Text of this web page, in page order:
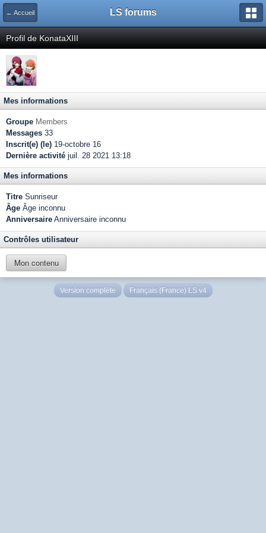
← Accueil LS forums
Profil de KonataXIII
Mes informations
Groupe Members
Messages 33
Inscrit(e) (le) 19-octobre 16
Dernière activité juil. 28 2021 13:18
Mes informations
Titre Sunriseur
Âge Âge inconnu
Anniversaire Anniversaire inconnu
Contrôles utilisateur
Mon contenu
Version complète Français (France) LS v4